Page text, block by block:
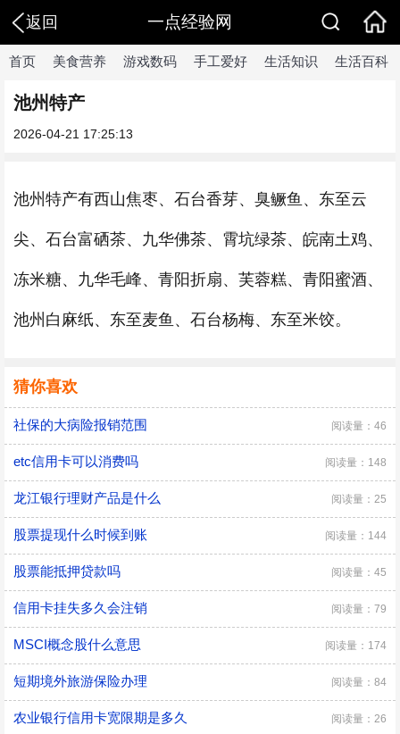
返回 一点经验网
首页 美食营养 游戏数码 手工爱好 生活知识 生活百科
池州特产
2026-04-21 17:25:13
池州特产有西山焦枣、石台香芽、臭鳜鱼、东至云
尖、石台富硒茶、九华佛茶、霄坑绿茶、皖南土鸡、
冻米糖、九华毛峰、青阳折扇、芙蓉糕、青阳蜜酒、
池州白麻纸、东至麦鱼、石台杨梅、东至米饺。
猜你喜欢
社保的大病险报销范围 阅读量：46
etc信用卡可以消费吗 阅读量：148
龙江银行理财产品是什么 阅读量：25
股票提现什么时候到账 阅读量：144
股票能抵押贷款吗 阅读量：45
信用卡挂失多久会注销 阅读量：79
MSCI概念股什么意思 阅读量：174
短期境外旅游保险办理 阅读量：84
农业银行信用卡宽限期是多久 阅读量：26